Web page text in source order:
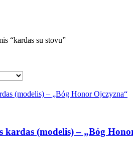
“kardas su stovu”
kardas (modelis) – „Bóg